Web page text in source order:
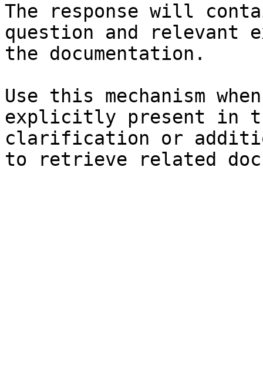
The response will
question and relevant
the documentation.
Use this mechanism
explicitly present in
clarification or